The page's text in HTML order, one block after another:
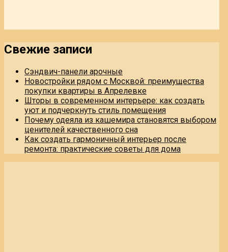
Свежие записи
Сэндвич-панели арочные
Новостройки рядом с Москвой: преимущества
покупки квартиры в Апрелевке
Шторы в современном интерьере: как создать
уют и подчеркнуть стиль помещения
Почему одеяла из кашемира становятся выбором
ценителей качественного сна
Как создать гармоничный интерьер после
ремонта: практические советы для дома